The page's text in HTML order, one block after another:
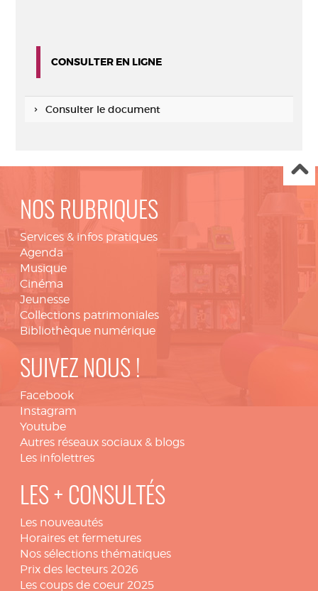
CONSULTER EN LIGNE
Consulter le document
NOS RUBRIQUES
Services & infos pratiques
Agenda
Musique
Cinéma
Jeunesse
Collections patrimoniales
Bibliothèque numérique
SUIVEZ NOUS !
Facebook
Instagram
Youtube
Autres réseaux sociaux & blogs
Les infolettres
LES + CONSULTÉS
Les nouveautés
Horaires et fermetures
Nos sélections thématiques
Prix des lecteurs 2026
Les coups de coeur 2025